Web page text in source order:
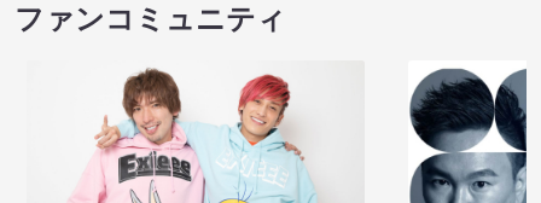
ファンコミュニティ